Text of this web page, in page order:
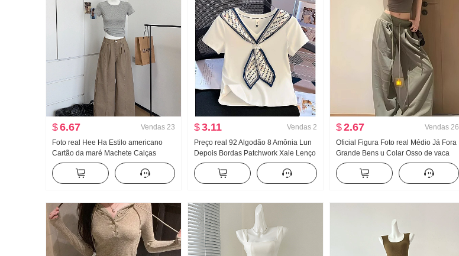
$6.67 Vendas 23
Foto real Hee Ha Estilo americano
Cartão da maré Machete Calças
jeans Solto Largura Pernas Casual
Calças
$3.11 Vendas 2
Preço real 92 Algodão 8 Amônia Lun
Depois Bordas Patchwork Xale Lenço
de seda Ajustado Gola V Manga curta
Camiseta Feminino
$2.67 Vendas 26
Oficial Figura Foto real Médio Já Fora
Grande Bens u Colar Osso de vaca
Fivela Caracteres de trabalho Regata
Alça de ombro Largura Pernas
Arrastar no chão Esporte Calça